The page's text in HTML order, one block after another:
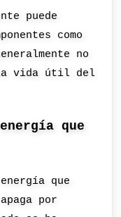
puede
como
no
vida útil del
que
que
por